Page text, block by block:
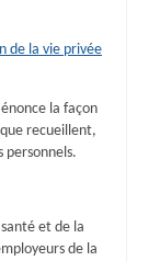
de la vie privée
énonce la façon
recueillent,
personnels.
et de la
de la